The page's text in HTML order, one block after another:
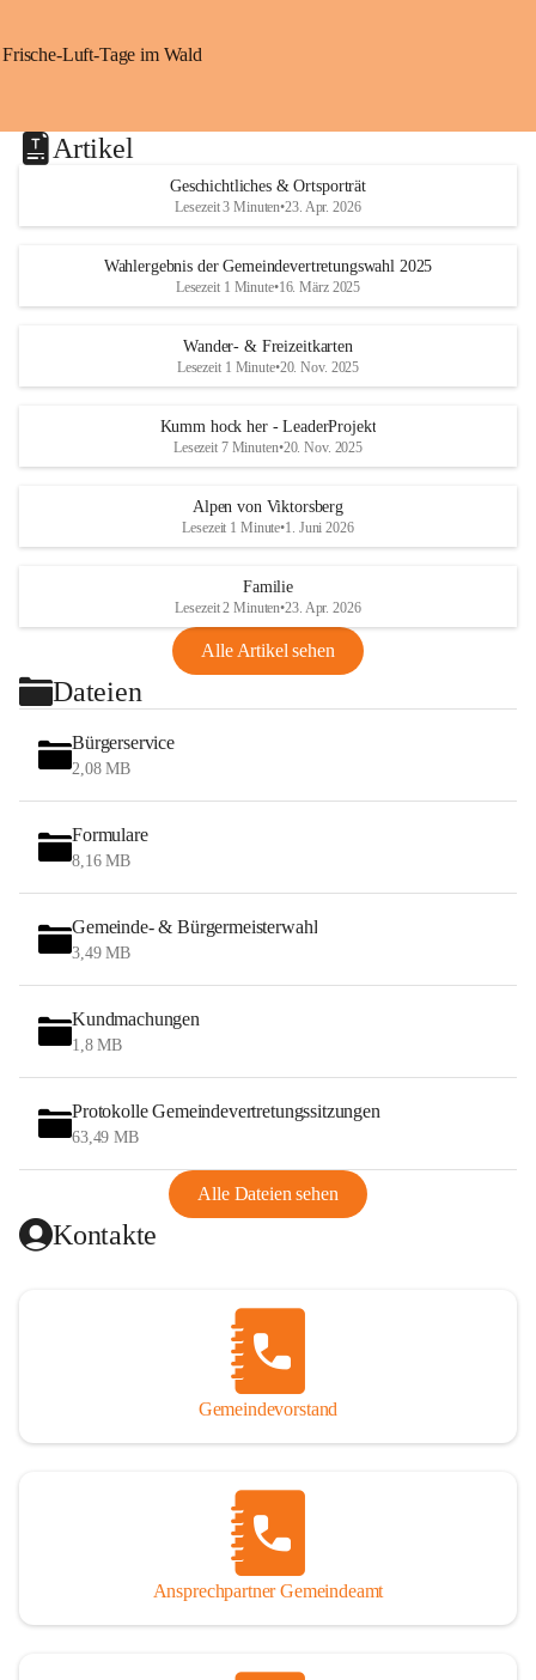
Frische-Luft-Tage im Wald
Artikel
Geschichtliches & Ortsporträt
Lesezeit 3 Minuten•23. Apr. 2026
Wahlergebnis der Gemeindevertretungswahl 2025
Lesezeit 1 Minute•16. März 2025
Wander- & Freizeitkarten
Lesezeit 1 Minute•20. Nov. 2025
Kumm hock her - LeaderProjekt
Lesezeit 7 Minuten•20. Nov. 2025
Alpen von Viktorsberg
Lesezeit 1 Minute•1. Juni 2026
Familie
Lesezeit 2 Minuten•23. Apr. 2026
Alle Artikel sehen
Dateien
Bürgerservice
2,08 MB
Formulare
8,16 MB
Gemeinde- & Bürgermeisterwahl
3,49 MB
Kundmachungen
1,8 MB
Protokolle Gemeindevertretungssitzungen
63,49 MB
Alle Dateien sehen
Kontakte
Gemeindevorstand
Ansprechpartner Gemeindeamt